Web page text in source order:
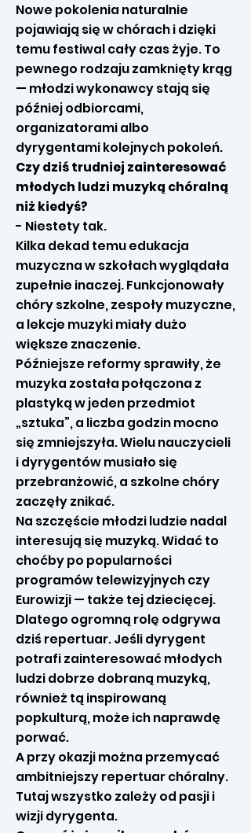
Nowe pokolenia naturalnie
pojawiają się w chórach i dzięki
temu festiwal cały czas żyje. To
pewnego rodzaju zamknięty krąg
— młodzi wykonawcy stają się
później odbiorcami,
organizatorami albo
dyrygentami kolejnych pokoleń.
Czy dziś trudniej zainteresować
młodych ludzi muzyką chóralną
niż kiedyś?
- Niestety tak.
Kilka dekad temu edukacja
muzyczna w szkołach wyglądała
zupełnie inaczej. Funkcjonowały
chóry szkolne, zespoły muzyczne,
a lekcje muzyki miały dużo
większe znaczenie.
Późniejsze reformy sprawiły, że
muzyka została połączona z
plastyką w jeden przedmiot
„sztuka”, a liczba godzin mocno
się zmniejszyła. Wielu nauczycieli
i dyrygentów musiało się
przebranżowić, a szkolne chóry
zaczęły znikać.
Na szczęście młodzi ludzie nadal
interesują się muzyką. Widać to
choćby po popularności
programów telewizyjnych czy
Eurowizji — także tej dziecięcej.
Dlatego ogromną rolę odgrywa
dziś repertuar. Jeśli dyrygent
potrafi zainteresować młodych
ludzi dobrze dobraną muzyką,
również tą inspirowaną
popkulturą, może ich naprawdę
porwać.
A przy okazji można przemycać
ambitniejszy repertuar chóralny.
Tutaj wszystko zależy od pasji i
wizji dyrygenta.